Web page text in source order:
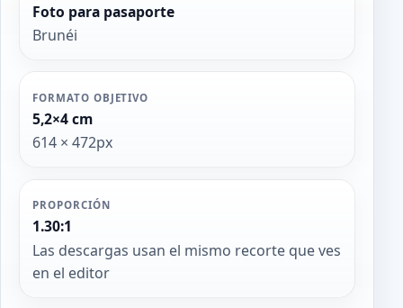
Foto para pasaporte
Brunéi
FORMATO OBJETIVO
5,2×4 cm
614 × 472px
PROPORCIÓN
1.30:1
Las descargas usan el mismo recorte que ves
en el editor